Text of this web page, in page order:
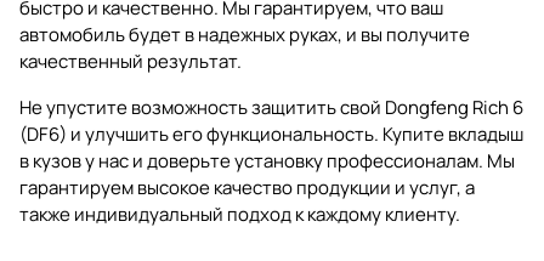
быстро и качественно. Мы гарантируем, что ваш
автомобиль будет в надежных руках, и вы получите
качественный результат.
Не упустите возможность защитить свой Dongfeng Rich 6
(DF6) и улучшить его функциональность. Купите вкладыш
в кузов у нас и доверьте установку профессионалам. Мы
гарантируем высокое качество продукции и услуг, а
также индивидуальный подход к каждому клиенту.